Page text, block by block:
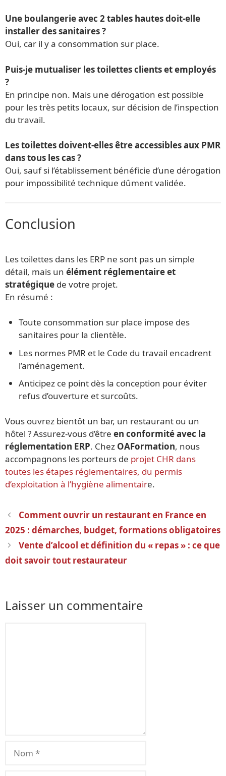
Une boulangerie avec 2 tables hautes doit-elle
installer des sanitaires ?
Oui, car il y a consommation sur place.
Puis-je mutualiser les toilettes clients et employés
?
En principe non. Mais une dérogation est possible
pour les très petits locaux, sur décision de l’inspection
du travail.
Les toilettes doivent-elles être accessibles aux PMR
dans tous les cas ?
Oui, sauf si l’établissement bénéficie d’une dérogation
pour impossibilité technique dûment validée.
Conclusion
Les toilettes dans les ERP ne sont pas un simple
détail, mais un élément réglementaire et
stratégique de votre projet.
En résumé :
Toute consommation sur place impose des
sanitaires pour la clientèle.
Les normes PMR et le Code du travail encadrent
l’aménagement.
Anticipez ce point dès la conception pour éviter
refus d’ouverture et surcoûts.
Vous ouvrez bientôt un bar, un restaurant ou un
hôtel ? Assurez-vous d’être en conformité avec la
réglementation ERP. Chez OAFormation, nous
accompagnons les porteurs de projet CHR dans
toutes les étapes réglementaires, du permis
d’exploitation à l’hygiène alimentaire.
Navigation
des
Comment ouvrir un restaurant en France en
2025 : démarches, budget, formations obligatoires
Vente d’alcool et définition du « repas » : ce que
doit savoir tout restaurateur
Laisser un commentaire